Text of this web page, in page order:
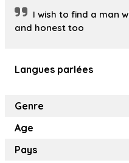
I wish to find a man
and honest too
Langues parlées
Genre
Age
Pays